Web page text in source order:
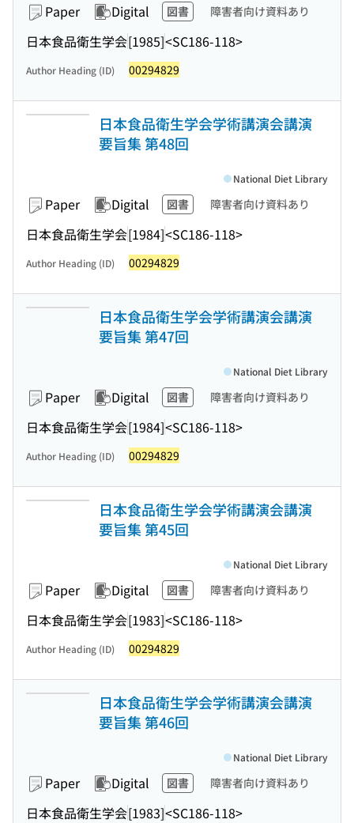
Paper Digital 図書 障害者向け資料あり
日本食品衛生学会[1985]<SC186-118>
Author Heading (ID) 00294829
日本食品衛生学会学術講演会講演
要旨集 第48回
Paper Digital 図書 障害者向け資料あり
日本食品衛生学会[1984]<SC186-118>
National Diet Library
Author Heading (ID) 00294829
日本食品衛生学会学術講演会講演
要旨集 第47回
Paper Digital 図書 障害者向け資料あり
日本食品衛生学会[1984]<SC186-118>
National Diet Library
Author Heading (ID) 00294829
日本食品衛生学会学術講演会講演
要旨集 第45回
Paper Digital 図書 障害者向け資料あり
日本食品衛生学会[1983]<SC186-118>
National Diet Library
Author Heading (ID) 00294829
日本食品衛生学会学術講演会講演
要旨集 第46回
Paper Digital 図書 障害者向け資料あり
日本食品衛生学会[1983]<SC186-118>
National Diet Library